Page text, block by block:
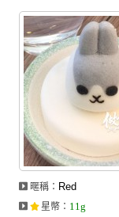
會員功能選單
會員中心
註冊會員
登入
暱稱： Red
星幣 ： 11g